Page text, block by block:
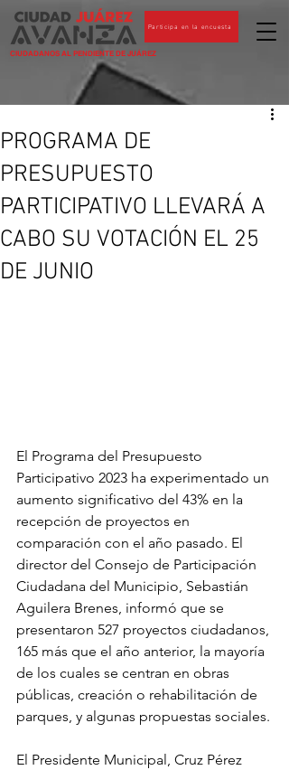
CIUDADANOS AL PENDIENTE DE JUÁREZ
Participa en la encuesta
PROGRAMA DE
PRESUPUESTO
PARTICIPATIVO LLEVARÁ A
CABO SU VOTACIÓN EL 25
DE JUNIO
El Programa del Presupuesto
Participativo 2023 ha experimentado un
aumento significativo del 43% en la
recepción de proyectos en
comparación con el año pasado. El
director del Consejo de Participación
Ciudadana del Municipio, Sebastián
Aguilera Brenes, informó que se
presentaron 527 proyectos ciudadanos,
165 más que el año anterior, la mayoría
de los cuales se centran en obras
públicas, creación o rehabilitación de
parques, y algunas propuestas sociales.
El Presidente Municipal, Cruz Pérez